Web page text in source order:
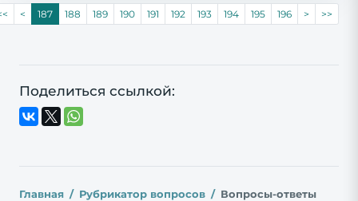
< 187 188 189 190 191 192 193 194 195 196 > >>
Поделиться ссылкой:
Главная Рубрикатор вопросов Вопросы-ответы